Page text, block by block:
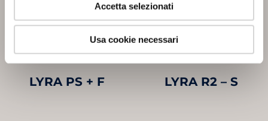
Accetta selezionati
Usa cookie necessari
LYRA PS + F LYRA R2 – S